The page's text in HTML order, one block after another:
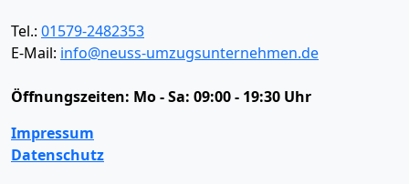
Tel.: 01579-2482353
E-Mail: info@neuss-umzugsunternehmen.de
Öffnungszeiten: Mo - Sa: 09:00 - 19:30 Uhr
Impressum
Datenschutz